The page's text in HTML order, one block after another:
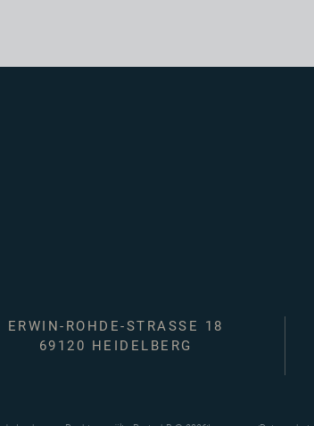
ERWIN-ROHDE-STRASSE 18
69120 HEIDELBERG